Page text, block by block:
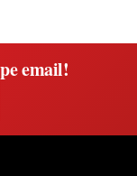
email!